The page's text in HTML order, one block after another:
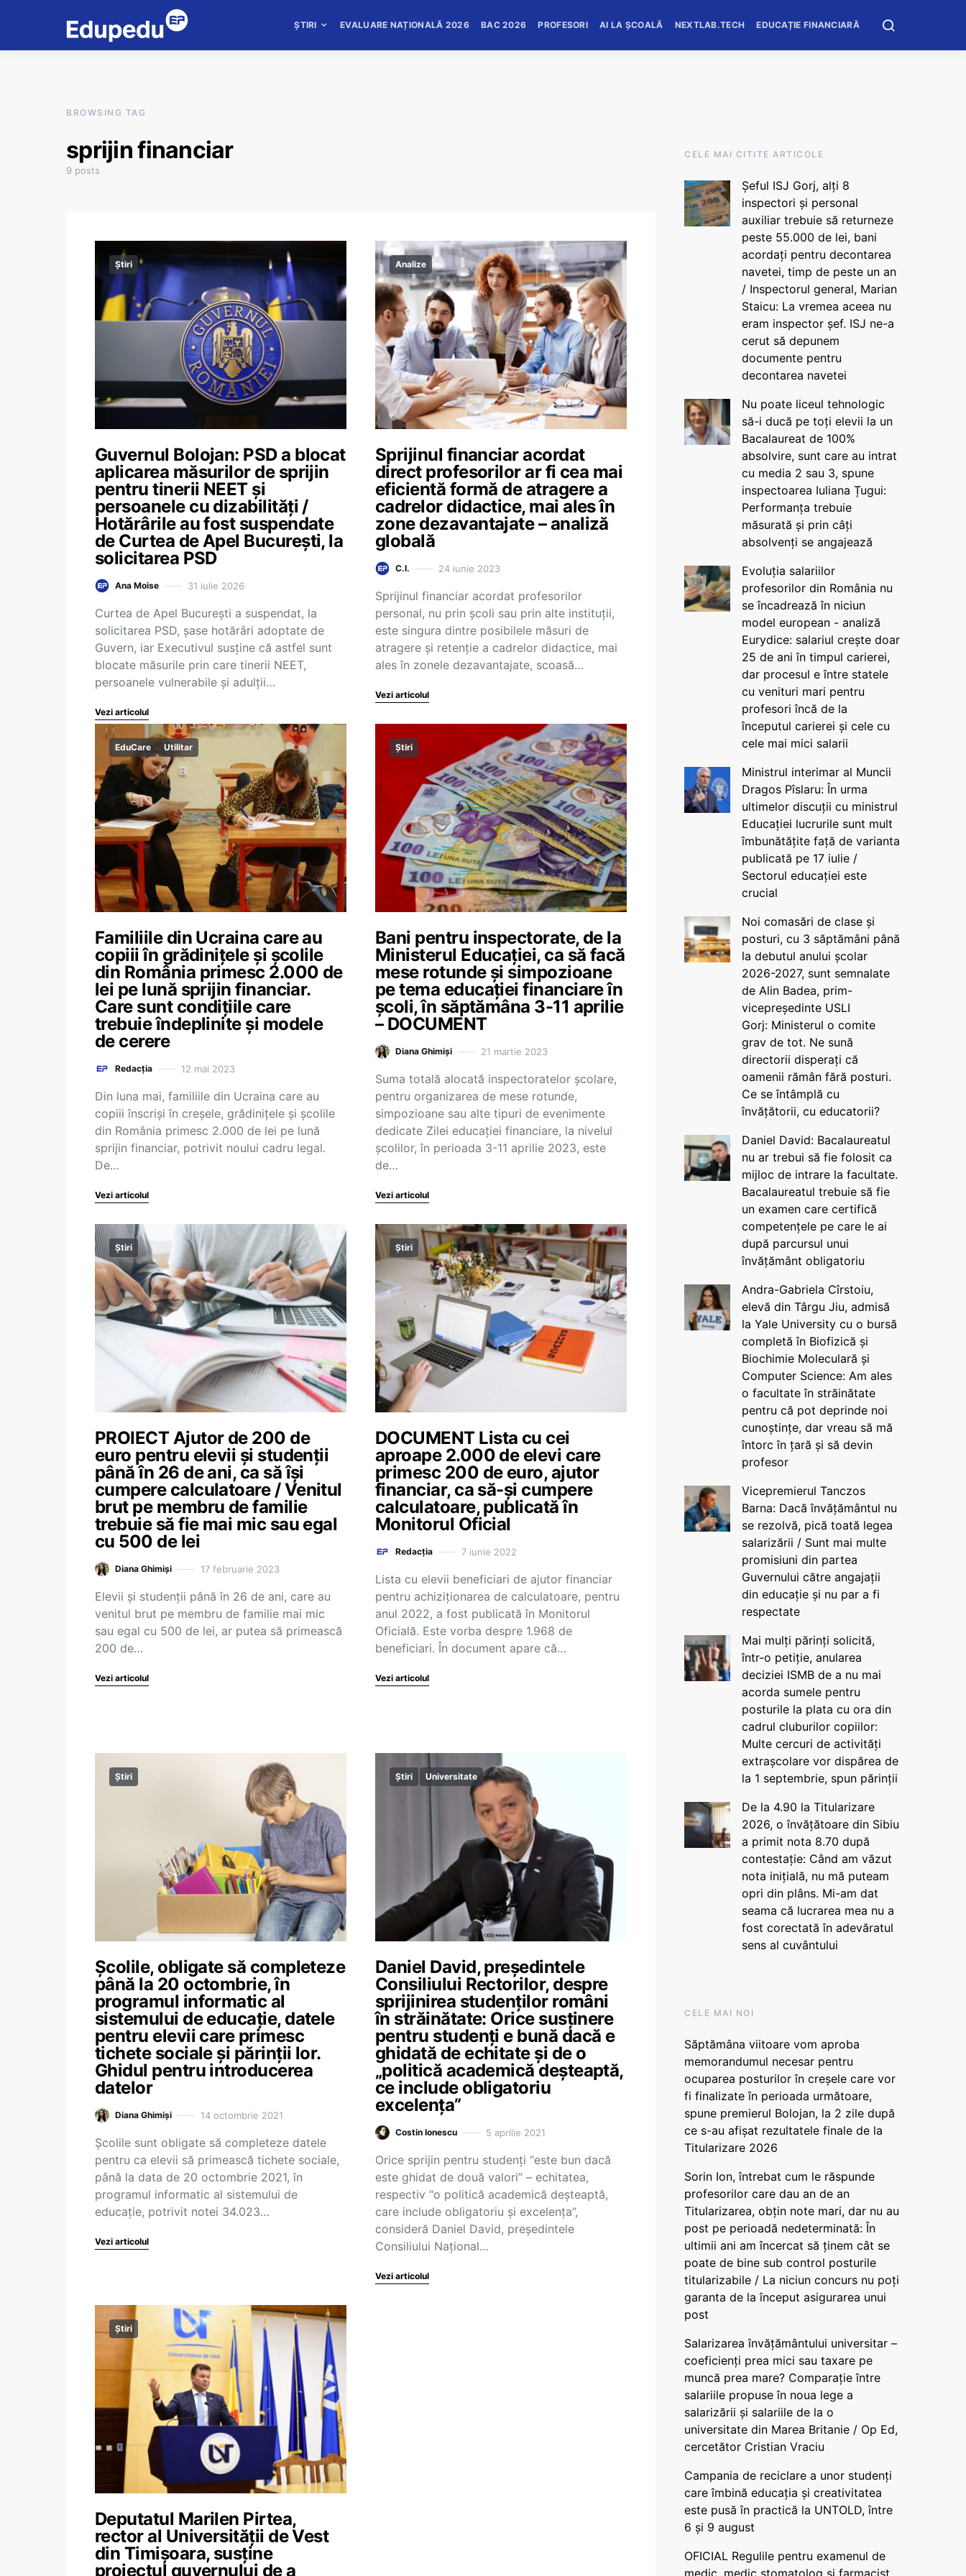
ȘTIRI EVALUARE NAȚIONALĂ 2026 BAC 2026 PROFESORI AI LA ȘCOALĂ NEXTLAB.TECH EDUCAȚIE FINANCIARĂ
BROWSING TAG
sprijin financiar
9 posts
Știri
Guvernul Bolojan: PSD a blocat
aplicarea măsurilor de sprijin
pentru tinerii NEET și
persoanele cu dizabilități /
Hotărârile au fost suspendate
de Curtea de Apel București, la
solicitarea PSD
Ana Moise 31 iulie 2026
Curtea de Apel București a suspendat, la
solicitarea PSD, șase hotărâri adoptate de
Guvern, iar Executivul susține că astfel sunt
blocate măsurile prin care tinerii NEET,
persoanele vulnerabile și adulții…
Vezi articolul
Analize
Sprijinul financiar acordat
direct profesorilor ar fi cea mai
eficientă formă de atragere a
cadrelor didactice, mai ales în
zone dezavantajate – analiză
globală
C.I. 24 iunie 2023
Sprijinul financiar acordat profesorilor
personal, nu prin școli sau prin alte instituții,
este singura dintre posibilele măsuri de
atragere și retenție a cadrelor didactice, mai
ales în zonele dezavantajate, scoasă…
Vezi articolul
EduCare Utilitar
Familiile din Ucraina care au
copiii în grădinițele și școlile
din România primesc 2.000 de
lei pe lună sprijin financiar.
Care sunt condițiile care
trebuie îndeplinite și modele
de cerere
Redacția 12 mai 2023
Din luna mai, familiile din Ucraina care au
copiii înscriși în creșele, grădinițele și școlile
din România primesc 2.000 de lei pe lună
sprijin financiar, potrivit noului cadru legal.
De…
Vezi articolul
Știri
Bani pentru inspectorate, de la
Ministerul Educației, ca să facă
mese rotunde și simpozioane
pe tema educației financiare în
școli, în săptămâna 3-11 aprilie
– DOCUMENT
Diana Ghimiși 21 martie 2023
Suma totală alocată inspectoratelor școlare,
pentru organizarea de mese rotunde,
simpozioane sau alte tipuri de evenimente
dedicate Zilei educației financiare, la nivelul
școlilor, în perioada 3-11 aprilie 2023, este
de…
Vezi articolul
Știri
PROIECT Ajutor de 200 de
euro pentru elevii și studenții
până în 26 de ani, ca să își
cumpere calculatoare / Venitul
brut pe membru de familie
trebuie să fie mai mic sau egal
cu 500 de lei
Diana Ghimiși 17 februarie 2023
Elevii și studenții până în 26 de ani, care au
venitul brut pe membru de familie mai mic
sau egal cu 500 de lei, ar putea să primească
200 de…
Vezi articolul
Știri
DOCUMENT Lista cu cei
aproape 2.000 de elevi care
primesc 200 de euro, ajutor
financiar, ca să-și cumpere
calculatoare, publicată în
Monitorul Oficial
Redacția 7 iunie 2022
Lista cu elevii beneficiari de ajutor financiar
pentru achiziționarea de calculatoare, pentru
anul 2022, a fost publicată în Monitorul
Oficială. Este vorba despre 1.968 de
beneficiari. În document apare că…
Vezi articolul
Știri
Școlile, obligate să completeze
până la 20 octombrie, în
programul informatic al
sistemului de educație, datele
pentru elevii care primesc
tichete sociale și părinții lor.
Ghidul pentru introducerea
datelor
Diana Ghimiși 14 octombrie 2021
Școlile sunt obligate să completeze datele
pentru ca elevii să primească tichete sociale,
până la data de 20 octombrie 2021, în
programul informatic al sistemului de
educație, potrivit notei 34.023…
Vezi articolul
Știri Universitate
Daniel David, președintele
Consiliului Rectorilor, despre
sprijinirea studenților români
în străinătate: Orice susținere
pentru studenți e bună dacă e
ghidată de echitate și de o
„politică academică deșteaptă,
ce include obligatoriu
excelența”
Costin Ionescu 5 aprilie 2021
Orice sprijin pentru studenți “este bun dacă
este ghidat de două valori” – echitatea,
respectiv “o politică academică deșteaptă,
care include obligatoriu și excelența”,
consideră Daniel David, președintele
Consiliului Național…
Vezi articolul
Știri
Deputatul Marilen Pirtea,
rector al Universității de Vest
din Timișoara, susține
proiectul guvernului de a
CELE MAI CITITE ARTICOLE
Șeful ISJ Gorj, alți 8
inspectori și personal
auxiliar trebuie să returneze
peste 55.000 de lei, bani
acordați pentru decontarea
navetei, timp de peste un an
/ Inspectorul general, Marian
Staicu: La vremea aceea nu
eram inspector șef. ISJ ne-a
cerut să depunem
documente pentru
decontarea navetei
Nu poate liceul tehnologic
să-i ducă pe toți elevii la un
Bacalaureat de 100%
absolvire, sunt care au intrat
cu media 2 sau 3, spune
inspectoarea Iuliana Țugui:
Performanța trebuie
măsurată și prin câți
absolvenți se angajează
Evoluția salariilor
profesorilor din România nu
se încadrează în niciun
model european - analiză
Eurydice: salariul crește doar
25 de ani în timpul carierei,
dar procesul e între statele
cu venituri mari pentru
profesori încă de la
începutul carierei și cele cu
cele mai mici salarii
Ministrul interimar al Muncii
Dragos Pîslaru: În urma
ultimelor discuții cu ministrul
Educației lucrurile sunt mult
îmbunătățite față de varianta
publicată pe 17 iulie /
Sectorul educației este
crucial
Noi comasări de clase și
posturi, cu 3 săptămâni până
la debutul anului școlar
2026-2027, sunt semnalate
de Alin Badea, prim-
vicepreședinte USLI
Gorj: Ministerul o comite
grav de tot. Ne sună
directorii disperați că
oamenii rămân fără posturi.
Ce se întâmplă cu
învățătorii, cu educatorii?
Daniel David: Bacalaureatul
nu ar trebui să fie folosit ca
mijloc de intrare la facultate.
Bacalaureatul trebuie să fie
un examen care certifică
competențele pe care le ai
după parcursul unui
învățământ obligatoriu
Andra-Gabriela Cîrstoiu,
elevă din Târgu Jiu, admisă
la Yale University cu o bursă
completă în Biofizică și
Biochimie Moleculară și
Computer Science: Am ales
o facultate în străinătate
pentru că pot deprinde noi
cunoștințe, dar vreau să mă
întorc în țară și să devin
profesor
Vicepremierul Tanczos
Barna: Dacă învățământul nu
se rezolvă, pică toată legea
salarizării / Sunt mai multe
promisiuni din partea
Guvernului către angajații
din educație și nu par a fi
respectate
Mai mulți părinți solicită,
într-o petiție, anularea
deciziei ISMB de a nu mai
acorda sumele pentru
posturile la plata cu ora din
cadrul cluburilor copiilor:
Multe cercuri de activități
extrașcolare vor dispărea de
la 1 septembrie, spun părinții
De la 4.90 la Titularizare
2026, o învățătoare din Sibiu
a primit nota 8.70 după
contestație: Când am văzut
nota inițială, nu mă puteam
opri din plâns. Mi-am dat
seama că lucrarea mea nu a
fost corectată în adevăratul
sens al cuvântului
CELE MAI NOI
Săptămâna viitoare vom aproba
memorandumul necesar pentru
ocuparea posturilor în creșele care vor
fi finalizate în perioada următoare,
spune premierul Bolojan, la 2 zile după
ce s-au afișat rezultatele finale de la
Titularizare 2026
Sorin Ion, întrebat cum le răspunde
profesorilor care dau an de an
Titularizarea, obțin note mari, dar nu au
post pe perioadă nedeterminată: În
ultimii ani am încercat să ținem cât se
poate de bine sub control posturile
titularizabile / La niciun concurs nu poți
garanta de la început asigurarea unui
post
Salarizarea învățământului universitar –
coeficienți prea mici sau taxare pe
muncă prea mare? Comparație între
salariile propuse în noua lege a
salarizării și salariile de la o
universitate din Marea Britanie / Op Ed,
cercetător Cristian Vraciu
Campania de reciclare a unor studenți
care îmbină educația și creativitatea
este pusă în practică la UNTOLD, între
6 și 9 august
OFICIAL Regulile pentru examenul de
medic, medic stomatolog și farmacist